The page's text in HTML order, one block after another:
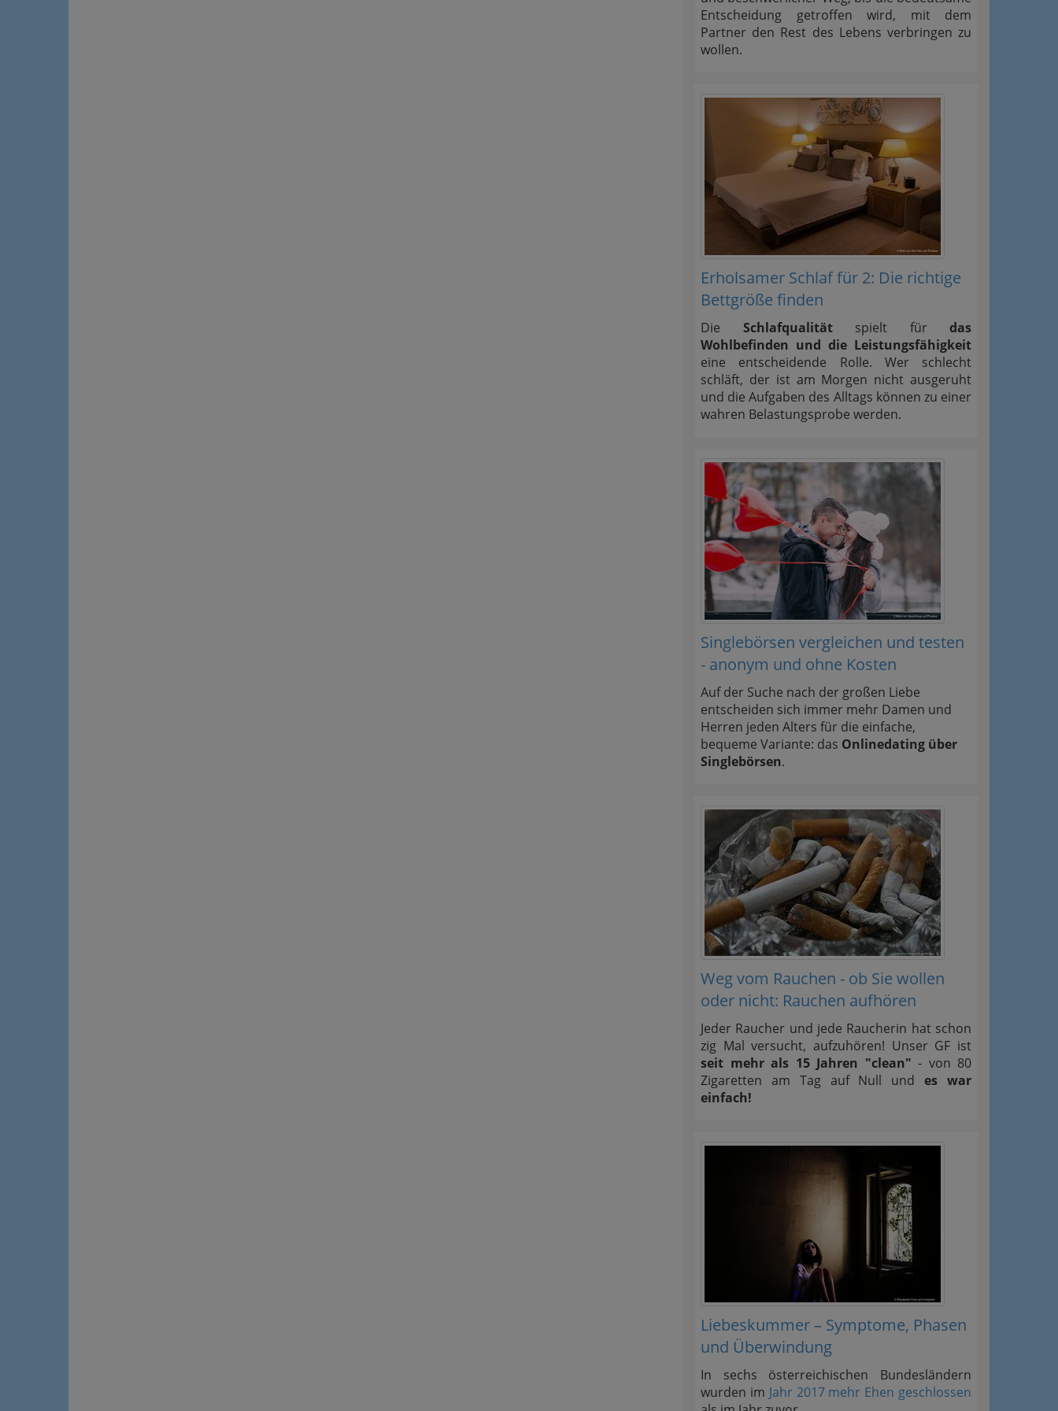
Entscheidung getroffen wird, mit dem
Partner den Rest des Lebens verbringen zu
wollen.
Erholsamer Schlaf für 2: Die richtige
Bettgröße finden
Die Schlafqualitätspielt für das
Wohlbefinden und die Leistungsfähigkeit
eine entscheidende Rolle. Wer schlecht
schläft, der ist am Morgen nicht ausgeruht
und die Aufgaben des Alltags können zu einer
wahren Belastungsprobe werden.
Singlebörsen vergleichen und testen
- anonym und ohne Kosten
Auf der Suche nach der großen Liebe
entscheiden sich immer mehr Damen und
Herren jeden Alters für die einfache,
bequeme Variante: das Onlinedating über
Singlebörsen.
Weg vom Rauchen - ob Sie wollen
oder nicht: Rauchen aufhören
Jeder Raucher und jede Raucherin hat schon
zig Mal versucht, aufzuhören! Unser GF ist
seit mehr als 15 Jahren "clean" - von 80
Zigaretten am Tag auf Null undes war
einfach!
Liebeskummer – Symptome, Phasen
und Überwindung
In sechs österreichischen Bundesländern
wurden im Jahr 2017 mehr Ehen geschlossen